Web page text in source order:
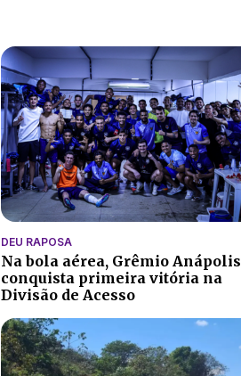
DEU RAPOSA
Na bola aérea, Grêmio Anápolis
conquista primeira vitória na
Divisão de Acesso